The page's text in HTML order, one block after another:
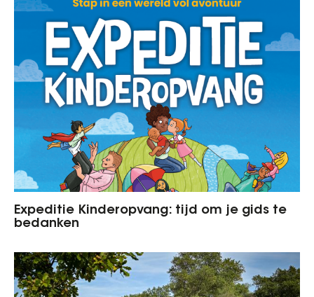
Expeditie Kinderopvang: tijd om je gids te
bedanken